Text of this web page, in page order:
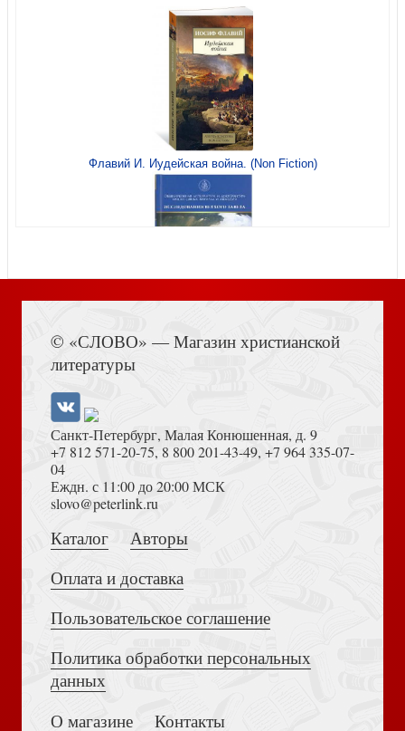
Никоненко С. Философия Б. Рассела... Б. Рассел.
Избранные очерки
Ладынин И.А. Снова правит Египет
Афонасин Е., Афонасина А. Античные мистерии
Лукьянов О.М. Миф о планетарном космосе: Роза Мира
Флавий И. Иудейская война. (Non Fiction)
Достоевский Ф.М. Сила и правда России (2024)
Толкование на Апокалипсис (Тихоний Африканский)
© «СЛОВО» — Магазин христианской
литературы
Санкт-Петербург, Малая Конюшенная, д. 9
+7 812 571-20-75, 8 800 201-43-49, +7 964 335-07-
04
Еждн. с 11:00 до 20:00 МСК
slovo@peterlink.ru
Каталог
Авторы
Оплата и доставка
Пользовательское соглашение
Политика обработки персональных
данных
О магазине
Контакты